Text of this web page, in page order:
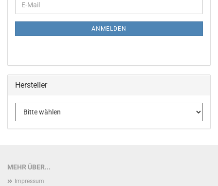
ZUR
E-
Mail
ANMELDEN
Hersteller
MEHR ÜBER...
Impressum